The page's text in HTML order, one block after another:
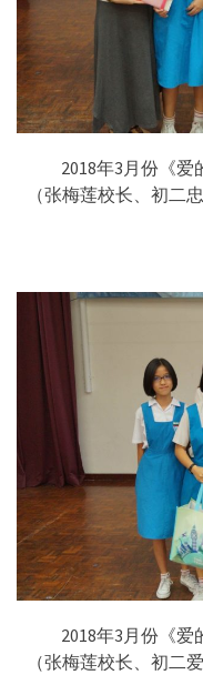
2018年3月份《
（张梅莲校长、初二
2018年3月份《
（张梅莲校长、初二